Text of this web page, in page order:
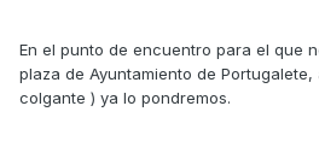
En el punto de encuentro para el que
plaza de Ayuntamiento de
colgante ) ya lo pondremos.